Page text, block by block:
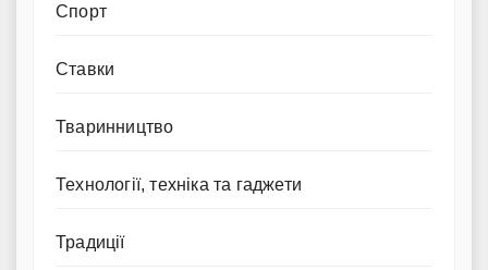
Спорт
Ставки
Тваринництво
Технології, техніка та гаджети
Традиції